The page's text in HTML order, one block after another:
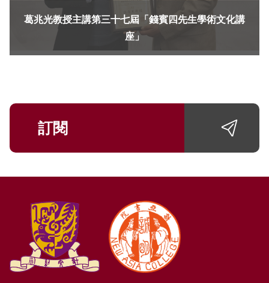
葛兆光教授主講第三十七屆「錢賓四先生學術文化講
座」
訂閱